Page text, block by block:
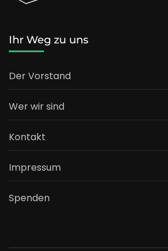
Ihr Weg zu uns
Der Vorstand
Wer wir sind
Kontakt
Impressum
Spenden